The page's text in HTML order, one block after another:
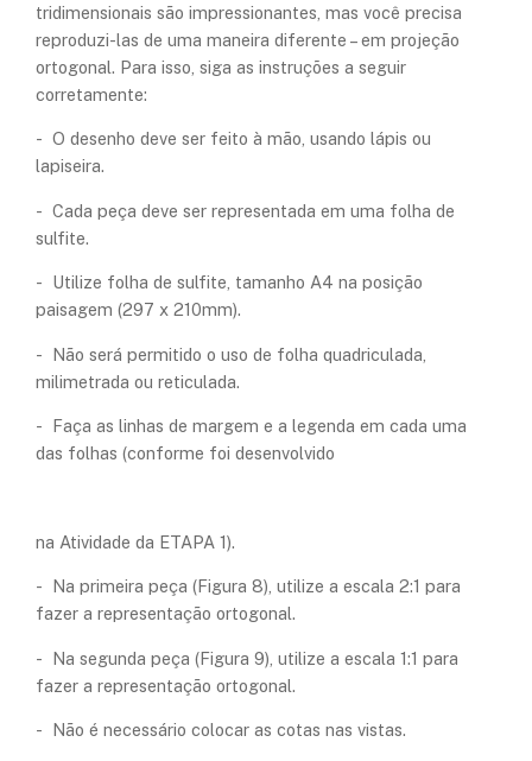
tridimensionais são impressionantes, mas você precisa
reproduzi-las de uma maneira diferente – em projeção
ortogonal. Para isso, siga as instruções a seguir
corretamente:
- O desenho deve ser feito à mão, usando lápis ou
lapiseira.
- Cada peça deve ser representada em uma folha de
sulfite.
- Utilize folha de sulfite, tamanho A4 na posição
paisagem (297 x 210mm).
- Não será permitido o uso de folha quadriculada,
milimetrada ou reticulada.
- Faça as linhas de margem e a legenda em cada uma
das folhas (conforme foi desenvolvido
na Atividade da ETAPA 1).
- Na primeira peça (Figura 8), utilize a escala 2:1 para
fazer a representação ortogonal.
- Na segunda peça (Figura 9), utilize a escala 1:1 para
fazer a representação ortogonal.
- Não é necessário colocar as cotas nas vistas.